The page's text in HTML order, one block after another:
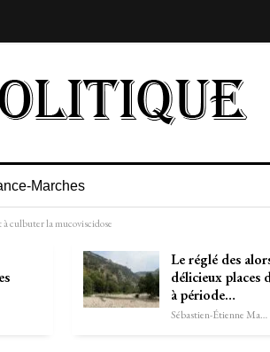
Marches
culbuter la mucoviscidose
Le réglé des
délicieux places
à période…
Sébastien-Étienne Marechal